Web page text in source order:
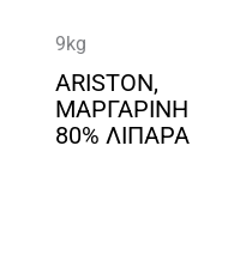
9kg
ARISTON,
ΜΑΡΓΑΡΙΝΗ
80% ΛΙΠΑΡΑ